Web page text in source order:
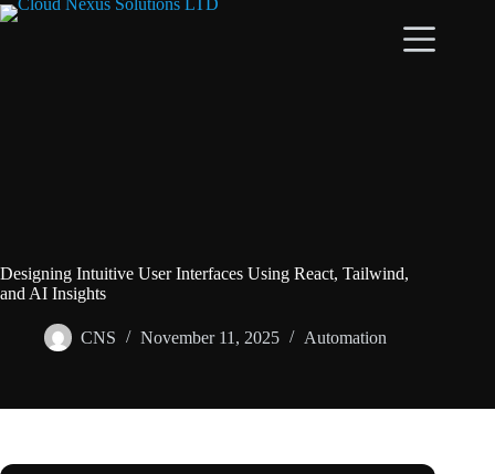
Designing Intuitive User Interfaces Using React, Tailwind,
and AI Insights
CNS November 11, 2025 Automation